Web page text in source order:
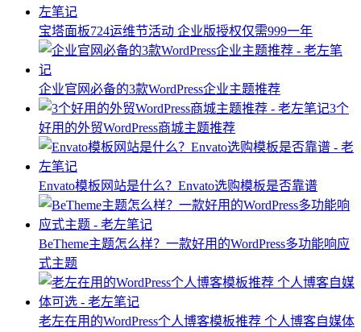
宝塔面板724运维节活动 企业版授权仅需999一年
企业官网必备的3款WordPress企业主题推荐
3个
好用的外贸WordPress商城主题推荐
Envato模板网站是什么？Envato选购模板是否靠谱
BeTheme主题怎么样？一款好用的WordPress多功能响应
式主题
老左在用的WordPress个人博客模板推荐 个人博客自媒体